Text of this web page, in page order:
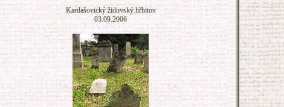
Kardašovický židovský hřbitov
03.09.2006